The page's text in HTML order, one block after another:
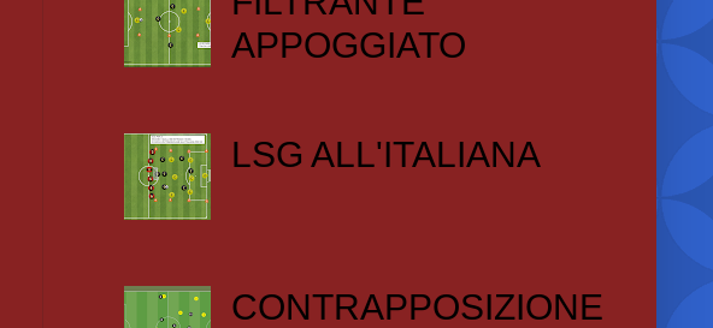
APPOGGIATO
LSG ALL'ITALIANA
CONTRAPPOSIZIONE